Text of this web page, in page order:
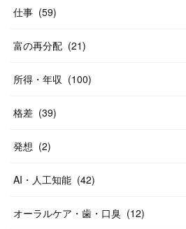
仕事 (59)
富の再分配 (21)
所得・年収 (100)
格差 (39)
発想 (2)
AI・人工知能 (42)
オーラルケア・歯・口臭 (12)